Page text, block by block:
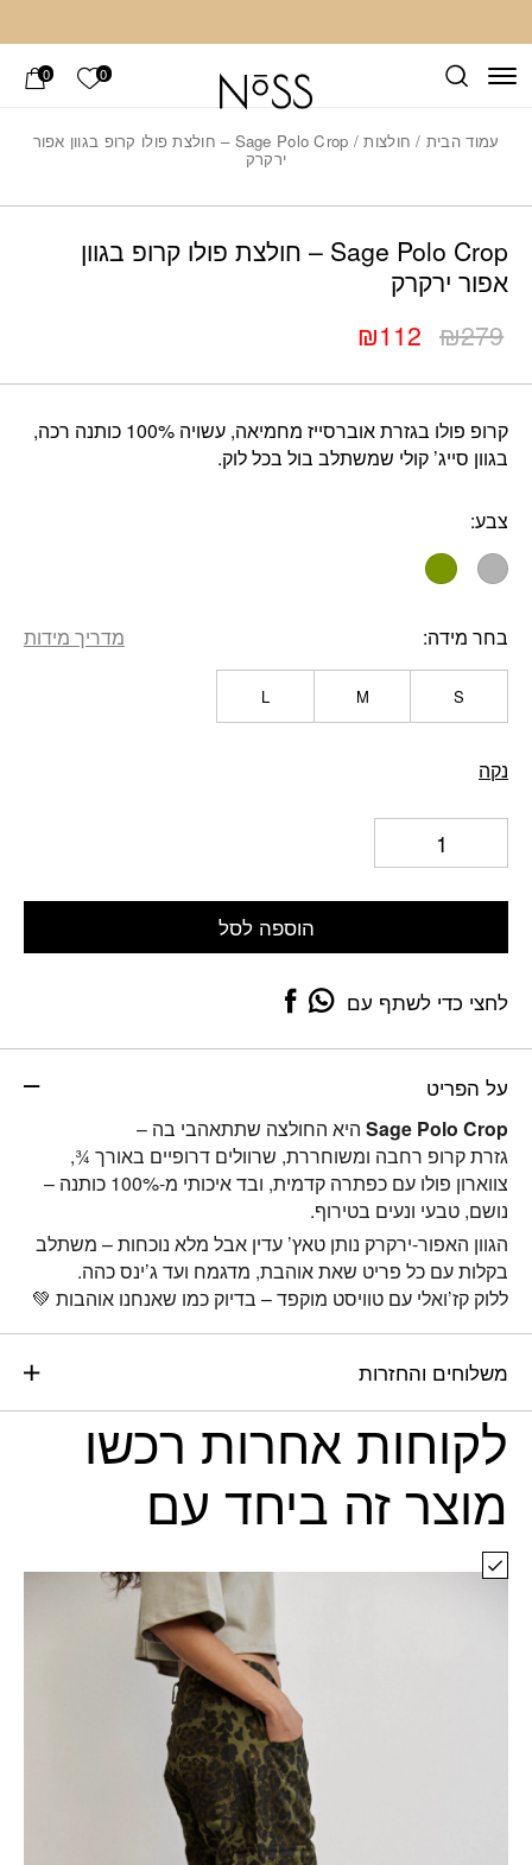
0 הרשימה
0
עמוד הבית / חולצות / Sage Polo Crop – חולצת פולו קרופ בגוון אפור
ירקרק
Sage Polo Crop – חולצת פולו קרופ בגוון
אפור ירקרק
₪279
המחיר
המקורי
₪279.
₪112
המחיר
הנוכחי
₪112.
קרופ פולו בגזרת אוברסייז מחמיאה, עשויה 100% כותנה רכה,
בגוון סייג’ קולי שמשתלב בול בכל לוק.
צבע:
בחר מידה מדריך מידות
S
M
L
נקה
הוספה לסל
לחצי כדי לשתף עם
על הפריט
Sage Polo Cropהיא החולצה שתתאהבי בה –
גזרת קרופ רחבה ומשוחררת, שרוולים דרופיים באורך ¾,
צווארון פולו עם כפתרה קדמית, ובד איכותי מ-100% כותנה –
נושם, טבעי ונעים בטירוף.
הגוון האפור-ירקרק נותן טאץ’ עדין אבל מלא נוכחות – משתלב
בקלות עם כל פריט שאת אוהבת, מדגמח ועד ג’ינס כהה.
ללוק קז’ואלי עם טוויסט מוקפד – בדיוק כמו שאנחנו אוהבות 💚
משלוחים והחזרות
לקוחות אחרות רכשו
מוצר זה ביחד עם
Add